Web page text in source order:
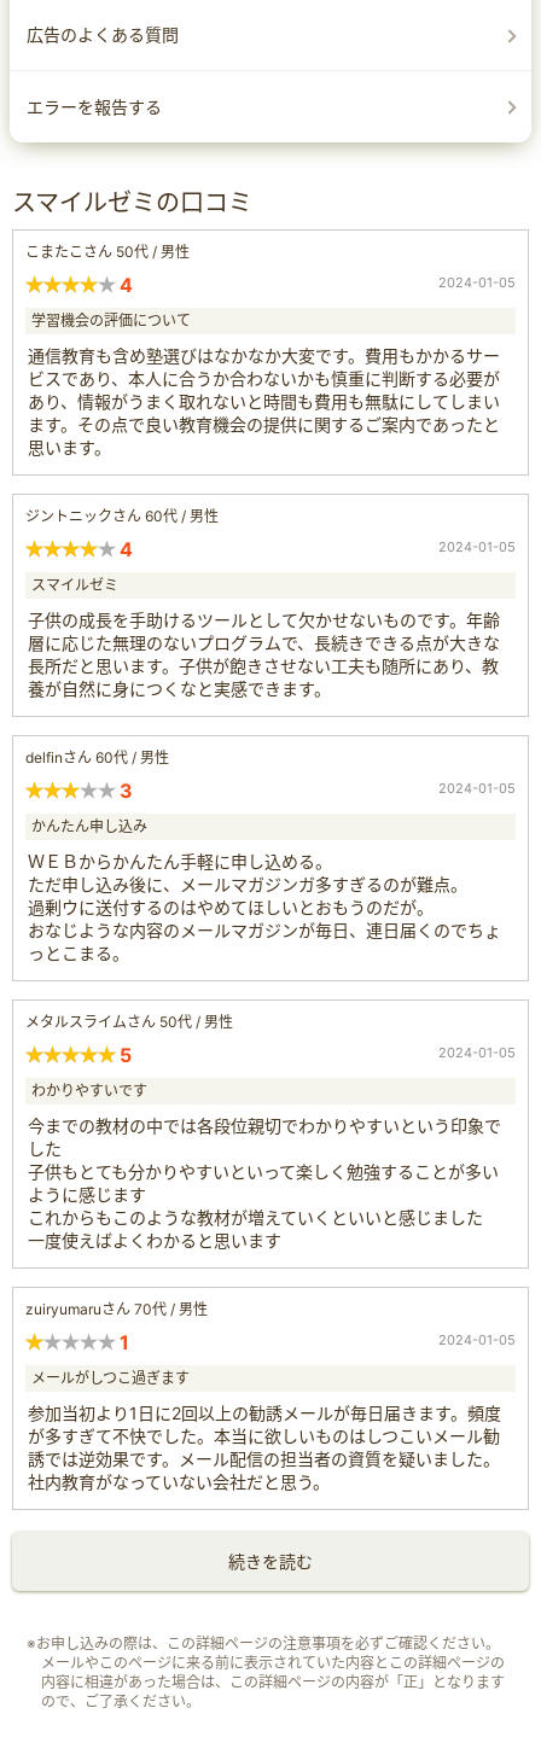
広告のよくある質問
エラーを報告する
スマイルゼミの口コミ
こまたこさん 50代 / 男性
4 2024-01-05
学習機会の評価について
通信教育も含め塾選びはなかなか大変です。費用もかかるサー
ビスであり、本人に合うか合わないかも慎重に判断する必要が
あり、情報がうまく取れないと時間も費用も無駄にしてしまい
ます。その点で良い教育機会の提供に関するご案内であったと
思います。
ジントニックさん 60代 / 男性
4 2024-01-05
スマイルゼミ
子供の成長を手助けるツールとして欠かせないものです。年齢
層に応じた無理のないプログラムで、長続きできる点が大きな
長所だと思います。子供が飽きさせない工夫も随所にあり、教
養が自然に身につくなと実感できます。
delfinさん 60代 / 男性
3 2024-01-05
かんたん申し込み
ＷＥＢからかんたん手軽に申し込める。
ただ申し込み後に、メールマガジンガ多すぎるのが難点。
過剰ウに送付するのはやめてほしいとおもうのだが。
おなじような内容のメールマガジンが毎日、連日届くのでちょ
っとこまる。
メタルスライムさん 50代 / 男性
5 2024-01-05
わかりやすいです
今までの教材の中では各段位親切でわかりやすいという印象で
した
子供もとても分かりやすいといって楽しく勉強することが多い
ように感じます
これからもこのような教材が増えていくといいと感じました
一度使えばよくわかると思います
zuiryumaruさん 70代 / 男性
1 2024-01-05
メールがしつこ過ぎます
参加当初より1日に2回以上の勧誘メールが毎日届きます。頻度
が多すぎて不快でした。本当に欲しいものはしつこいメール勧
誘では逆効果です。メール配信の担当者の資質を疑いました。
社内教育がなっていない会社だと思う。
続きを読む
※お申し込みの際は、この詳細ページの注意事項を必ずご確認ください。
メールやこのページに来る前に表示されていた内容とこの詳細ページの
内容に相違があった場合は、この詳細ページの内容が「正」となります
ので、ご了承ください。